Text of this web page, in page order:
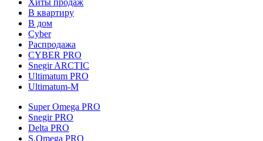
Хиты продаж
В квартиру
В дом
Cyber
Распродажа
CYBER PRO
Snegir ARCTIC
Ultimatum PRO
Ultimatum-M
Super Omega PRO
Snegir PRO
Delta PRO
S.Omega PRO